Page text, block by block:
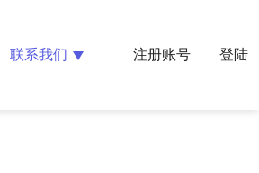
联系我们 注册账号 登陆